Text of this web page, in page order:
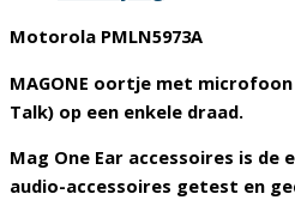
Motorola PMLN5973A
MAGONE oortje met
Talk) op een enkele draad.
Mag One Ear accessoires is de
audio-accessoires getest en